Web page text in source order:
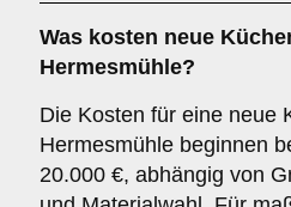
Was kosten neue
Hermesmühle?
Die Kosten für eine neue
Hermesmühle beginnen
20.000 €, abhängig von